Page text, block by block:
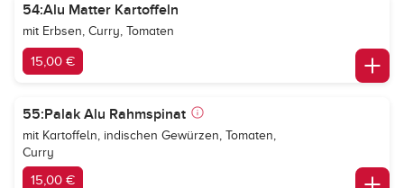
54:Alu Matter Kartoffeln
mit Erbsen, Curry, Tomaten
15,00 €
55:Palak Alu Rahmspinat
mit Kartoffeln, indischen Gewürzen, Tomaten,
Curry
15,00 €